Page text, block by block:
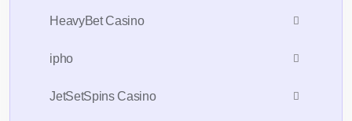
HeavyBet Casino
ipho
JetSetSpins Casino